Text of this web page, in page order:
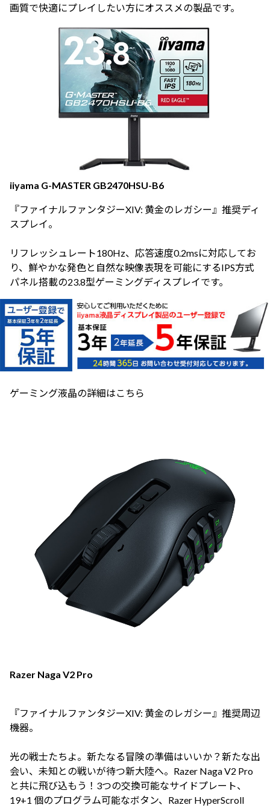
画質で快適にプレイしたい方にオススメの製品です。
iiyama G-MASTER GB2470HSU-B6
『ファイナルファンタジーXIV: 黄金のレガシー』推奨ディ
スプレイ。
リフレッシュレート180Hz、応答速度0.2msに対応してお
り、鮮やかな発色と自然な映像表現を可能にするIPS方式
パネル搭載の23.8型ゲーミングディスプレイです。
ゲーミング液晶の詳細はこちら
Razer Naga V2 Pro
『ファイナルファンタジーXIV: 黄金のレガシー』推奨周辺
機器。
光の戦士たちよ。新たなる冒険の準備はいいか？新たな出
会い、未知との戦いが待つ新大陸へ。Razer Naga V2 Pro
と共に飛び込もう！3つの交換可能なサイドプレート、
19+1 個のプログラム可能なボタン、Razer HyperScroll